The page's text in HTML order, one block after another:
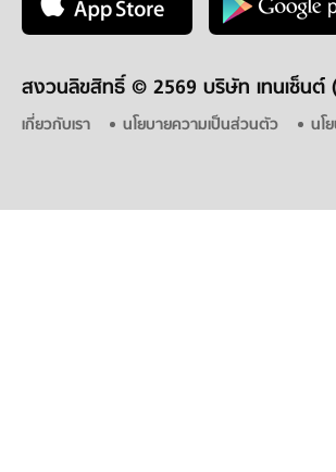
สงวนลิขสิทธิ์ © 2569 บริษัท เทนเซ็นต์
เกี่ยวกับเรา นโยบายความเป็นส่วนตัว นโ